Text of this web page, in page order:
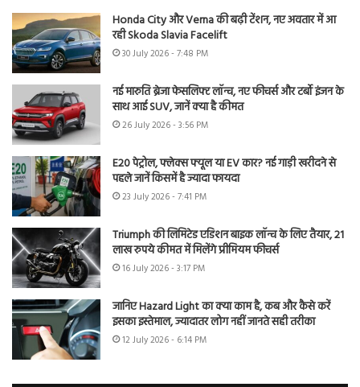
Honda City और Verna की बढ़ी टेंशन, नए अवतार में आ
रही Skoda Slavia Facelift
30 July 2026 - 7:48 PM
नई मारुति ब्रेजा फेसलिफ्ट लॉन्च, नए फीचर्स और टर्बो इंजन के
साथ आई SUV, जानें क्या है कीमत
26 July 2026 - 3:56 PM
E20 पेट्रोल, फ्लेक्स फ्यूल या EV कार? नई गाड़ी खरीदने से
पहले जानें किसमें है ज्यादा फायदा
23 July 2026 - 7:41 PM
Triumph की लिमिटेड एडिशन बाइक लॉन्च के लिए तैयार, 21
लाख रुपये कीमत में मिलेंगे प्रीमियम फीचर्स
16 July 2026 - 3:17 PM
जानिए Hazard Light का क्या काम है, कब और कैसे करें
इसका इस्तेमाल, ज्यादातर लोग नहीं जानते सही तरीका
12 July 2026 - 6:14 PM